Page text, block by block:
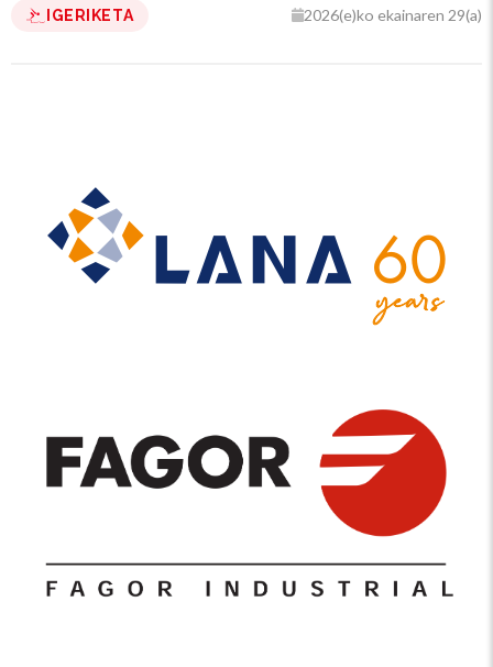
IGERIKETA 2026(e)ko ekainaren 29(a)